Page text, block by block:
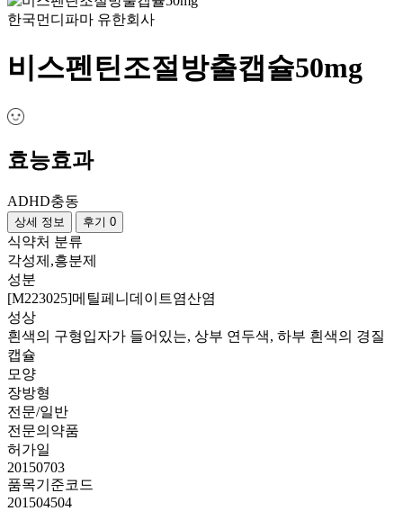
한국먼디파마 유한회사
비스펜틴조절방출캡슐50mg
효능효과
ADHD충동
상세 정보 후기 0
식약처 분류
각성제,흥분제
성분
[M223025]메틸페니데이트염산염
성상
흰색의 구형입자가 들어있는, 상부 연두색, 하부 흰색의 경질
캡슐
모양
장방형
전문/일반
전문의약품
허가일
20150703
품목기준코드
201504504